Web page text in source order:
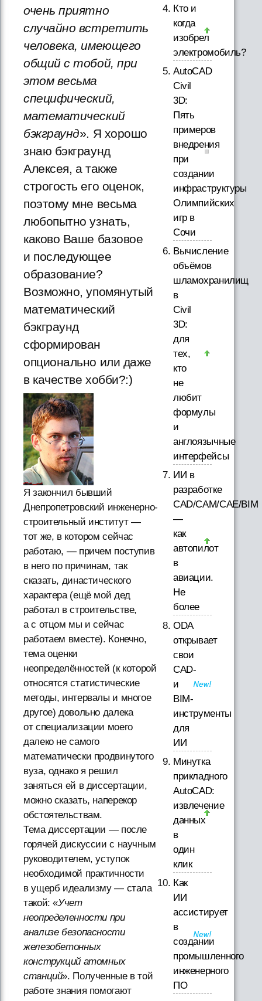
очень приятно
случайно встретить
человека, имеющего
общий с тобой, при
этом весьма
специфический,
математический
бэкграунд». Я хорошо
знаю бэкграунд
Алексея, а также
строгость его оценок,
поэтому мне весьма
любопытно узнать,
каково Ваше базовое
и последующее
образование?
Возможно, упомянутый
математический
бэкграунд
сформирован
опционально или даже
в качестве хобби?:)
Я закончил бывший
Днепропетровский инженерно-
строительный институт —
тот же, в котором сейчас
работаю, — причем поступив
в него по причинам, так
сказать, династического
характера (ещё мой дед
работал в строительстве,
а с отцом мы и сейчас
работаем вместе). Конечно,
тема оценки
неопределённостей (к которой
относятся статистические
методы, интервалы и многое
другое) довольно далека
от специализации моего
далеко не самого
математически продвинутого
вуза, однако я решил
заняться ей в диссертации,
можно сказать, наперекор
обстоятельствам.
Тема диссертации — после
горячей дискуссии с научным
руководителем, уступок
необходимой практичности
в ущерб идеализму — стала
такой: «Учет
неопределенности при
анализе безопасности
железобетонных
конструкций атомных
станций». Полученные в той
работе знания помогают
Кто и
когда
изобрел
электромобиль?
AutoCAD
Civil
3D:
Пять
примеров
внедрения
при
создании
инфраструктуры
Олимпийских
игр в
Сочи
Вычисление
объёмов
шламохранилищ
в
Civil
3D:
для
тех,
кто
не
любит
формулы
и
англоязычные
интерфейсы
ИИ в
разработке
CAD/CAM/CAE/BIM
—
как
автопилот
в
авиации.
Не
более
ODA
открывает
свои
CAD-
и
BIM-
инструменты
для
ИИ
Минутка
прикладного
AutoCAD:
извлечение
данных
в
один
клик
Как
ИИ
ассистирует
в
создании
промышленного
инженерного
ПО